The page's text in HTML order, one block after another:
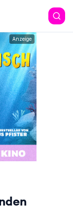
Anzeige